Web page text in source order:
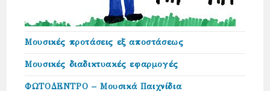
Μουσικές προτάσεις εξ αποστάσεως
Μουσικές διαδικτυακές εφαρμογές
ΦΩΤΟΔΕΝΤΡΟ – Μουσικά Παιχνίδια